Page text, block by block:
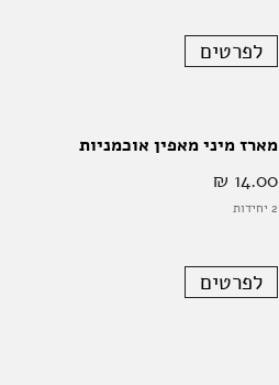
לפרטים
מארז מיני מאפין אוכמניות
14.00 ‏₪
2 יחידות
לפרטים